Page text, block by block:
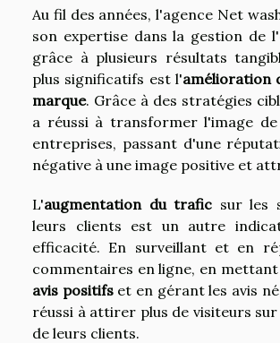
Au fil des années, l'agence Net
son expertise dans la gestion de
grâce à plusieurs résultats
plus significatifs est l'amélioration
marque. Grâce à des stratégies
a réussi à transformer l'image de
entreprises, passant d'une
négative à une image positive et
L'augmentation du trafic sur les
leurs clients est un autre
efficacité. En surveillant et en
commentaires en ligne, en mettant
avis positifset en gérant les avis
réussi à attirer plus de visiteurs sur
de leurs clients.